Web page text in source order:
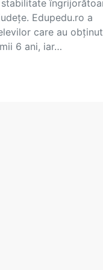
Edupedu.ro a
care au obținut
6 ani, iar…